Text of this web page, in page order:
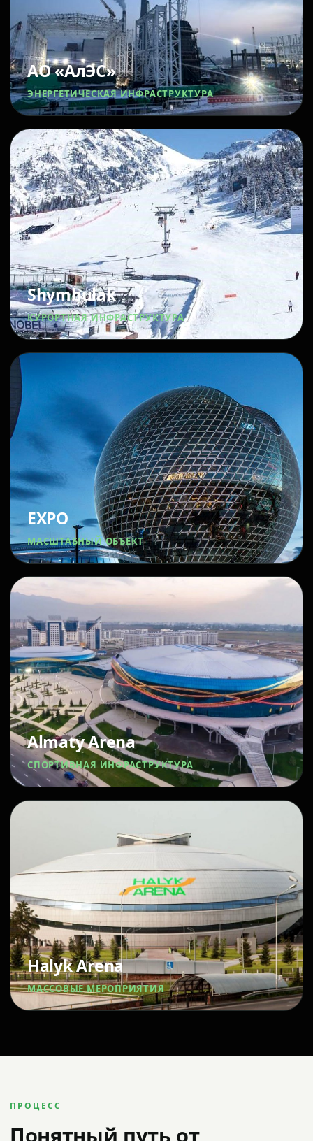
АО «АлЭС»
ЭНЕРГЕТИЧЕСКАЯ ИНФРАСТРУКТУРА
Shymbulak
КУРОРТНАЯ ИНФРАСТРУКТУРА
EXPO
МАСШТАБНЫЙ ОБЪЕКТ
Almaty Arena
СПОРТИВНАЯ ИНФРАСТРУКТУРА
Halyk Arena
МАССОВЫЕ МЕРОПРИЯТИЯ
ПРОЦЕСС
Понятный путь от